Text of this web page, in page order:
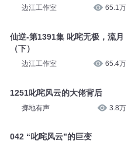
边江工作室 65.1万
仙逆-第1391集 叱咤无极，流月
（下）
边江工作室 65.4万
1251叱咤风云的大佬背后
掷地有声 3.8万
042 “叱咤风云”的巨变